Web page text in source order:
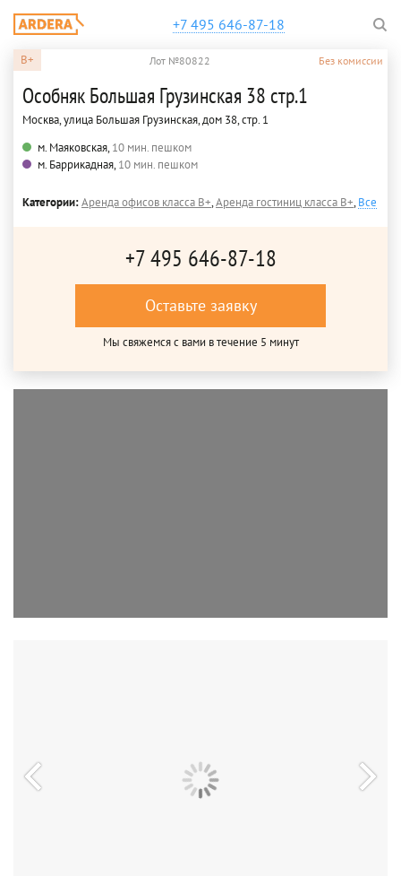
+7 495 646-87-18
B+ Лот №80822 Без комиссии
Особняк Большая Грузинская 38 стр.1
Москва, улица Большая Грузинская, дом 38, стр. 1
м. Маяковская,10 мин. пешком
м. Баррикадная,10 мин. пешком
Категории:Аренда офисов класса B+,Аренда гостиниц класса B+,Все
+7 495 646-87-18
Оставьте заявку
Мы свяжемся с вами в течение 5 минут